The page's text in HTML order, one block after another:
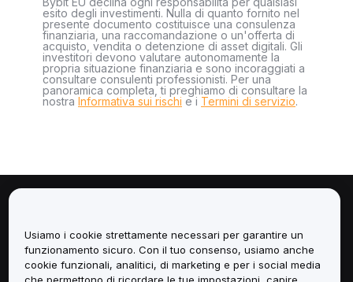
esito degli investimenti. Nulla di quanto fornito nel
presente documento costituisce una consulenza
finanziaria, una raccomandazione o un'offerta di
acquisto, vendita o detenzione di asset digitali. Gli
investitori devono valutare autonomamente la
propria situazione finanziaria e sono incoraggiati a
consultare consulenti professionisti. Per una
panoramica completa, ti preghiamo di consultare la
nostra Informativa sui rischi e i Termini di servizio.
Servizi
Usiamo i cookie strettamente necessari per garantire un
funzionamento sicuro. Con il tuo consenso, usiamo anche
cookie funzionali, analitici, di marketing e per i social media